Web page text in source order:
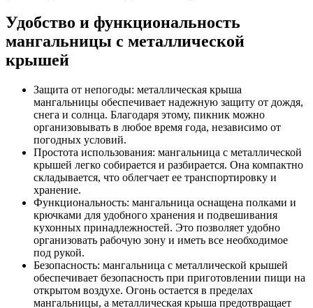
Удобство и функциональность
мангальницы с металлической
крышей
Защита от непогоды: металлическая крыша
мангальницы обеспечивает надежную защиту от дождя,
снега и солнца. Благодаря этому, пикник можно
организовывать в любое время года, независимо от
погодных условий.
Простота использования: мангальница с металлической
крышей легко собирается и разбирается. Она компактно
складывается, что облегчает ее транспортировку и
хранение.
Функциональность: мангальница оснащена полками и
крючками для удобного хранения и подвешивания
кухонных принадлежностей. Это позволяет удобно
организовать рабочую зону и иметь все необходимое
под рукой.
Безопасность: мангальница с металлической крышей
обеспечивает безопасность при приготовлении пищи на
открытом воздухе. Огонь остается в пределах
мангальницы, а металлическая крыша предотвращает